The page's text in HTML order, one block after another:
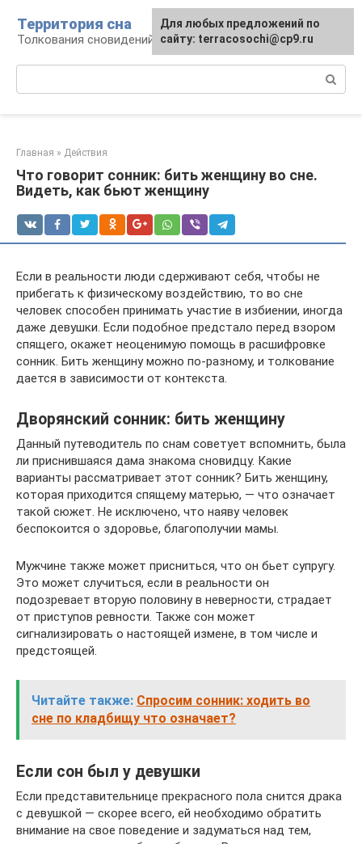
контенту
Территория сна
Толкования сновидений
Главная » Действия
Что говорит сонник: бить женщину во сне.
Видеть, как бьют женщину
Если в реальности люди сдерживают себя, чтобы не
прибегать к физическому воздействию, то во сне
человек способен принимать участие в избиении, иногда
даже девушки. Если подобное предстало перед взором
спящего, окажет неоценимую помощь в расшифровке
сонник. Бить женщину можно по-разному, и толкование
дается в зависимости от контекста.
Дворянский сонник: бить женщину
Данный путеводитель по снам советует вспомнить, была
ли приснившаяся дама знакома сновидцу. Какие
варианты рассматривает этот сонник? Бить женщину,
которая приходится спящему матерью, — что означает
такой сюжет. Не исключено, что наяву человек
беспокоится о здоровье, благополучии мамы.
Мужчине также может присниться, что он бьет супругу.
Это может случиться, если в реальности он
подозревает вторую половину в неверности, страдает
от приступов ревности. Также сон может
сигнализировать о настоящей измене, в том числе и
предстоящей.
Читайте также: Спросим сонник: ходить во
сне по кладбищу что означает?
Если сон был у девушки
Если представительнице прекрасного пола снится драка
с девушкой — скорее всего, ей необходимо обратить
внимание на свое поведение и задуматься над тем,
Для любых предложений по
сайту: terracosochi@cp9.ru